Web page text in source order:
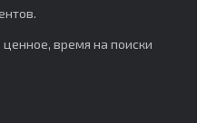
время на поиски